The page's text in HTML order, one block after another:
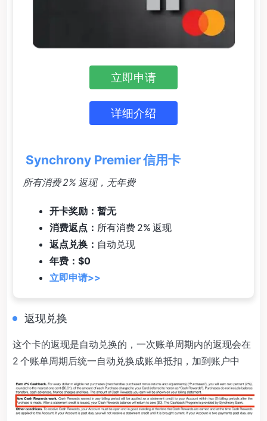
立即申请
详细介绍
Synchrony Premier 信用卡
所有消费 2% 返现，无年费
开卡奖励：暂无
消费返点： 所有消费 2% 返现
返点兑换： 自动兑现
年费：$0
立即申请>>
返现兑换
这个卡的返现是自动兑换的，一次账单周期内的返现会在
2 个账单周期后统一自动兑换成账单抵扣，加到账户中